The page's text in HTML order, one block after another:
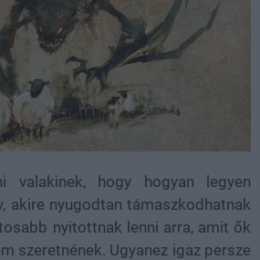
valakinek, hogy hogyan legyen
akire nyugodtan támaszkodhatnak
nyitottnak lenni arra, amit ők
szeretnének. Ugyanez igaz persze